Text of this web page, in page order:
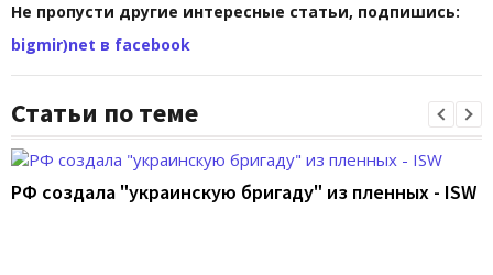
Не пропусти другие интересные статьи, подпишись:
bigmir)net в facebook
Статьи по теме
РФ создала "украинскую бригаду" из пленных - ISW